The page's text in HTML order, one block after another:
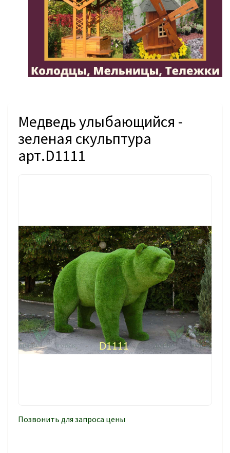
Медведь улыбающийся -
зеленая скульптура
арт.D1111
Позвонить для запроса цены